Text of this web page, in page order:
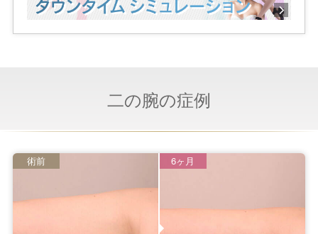
二の腕の症例
術前 6ヶ月